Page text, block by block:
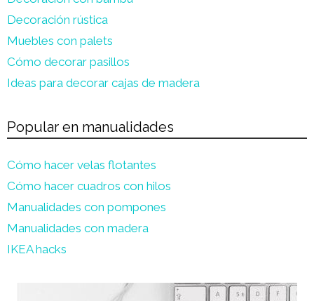
Decoración rústica
Muebles con palets
Cómo decorar pasillos
Ideas para decorar cajas de madera
Popular en manualidades
Cómo hacer velas flotantes
Cómo hacer cuadros con hilos
Manualidades con pompones
Manualidades con madera
IKEA hacks